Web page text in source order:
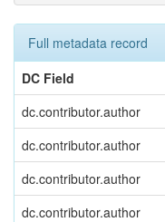
Full metadata record
DC Field
dc.contributor.author
dc.contributor.author
dc.contributor.author
dc.contributor.author